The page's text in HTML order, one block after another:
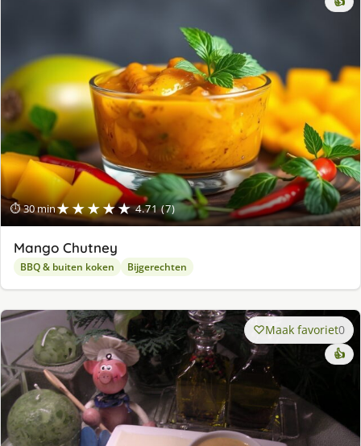
⏱ 30 min★★★★★ 4.71 (7)
Mango Chutney
BBQ & buiten koken Bijgerechten
Maak favoriet0
👍